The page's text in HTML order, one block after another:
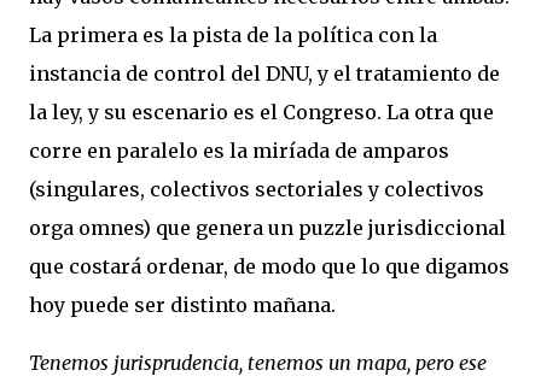
La primera es la pista de la política con la
instancia de control del DNU, y el tratamiento de
la ley, y su escenario es el Congreso. La otra que
corre en paralelo es la miríada de amparos
(singulares, colectivos sectoriales y colectivos
orga omnes) que genera un puzzle jurisdiccional
que costará ordenar, de modo que lo que digamos
hoy puede ser distinto mañana.
Tenemos jurisprudencia, tenemos un mapa, pero ese